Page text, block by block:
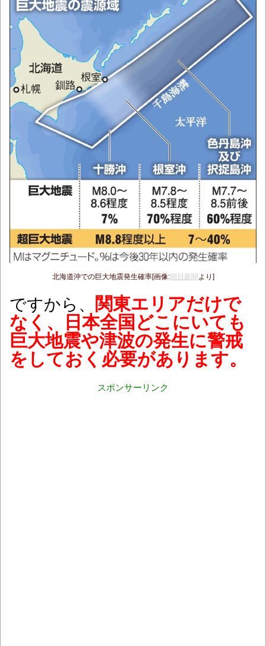
北海道沖での巨大地震発生確率[画像:朝日新聞 より]
ですから、
関東エリアだけで
なく、日本全国どこにいても
巨大地震や津波の発生に警戒
をしておく必要があります。
スポンサーリンク